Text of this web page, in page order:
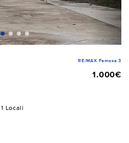
RE/MAX Famosa 3
1.000€
1 Locali